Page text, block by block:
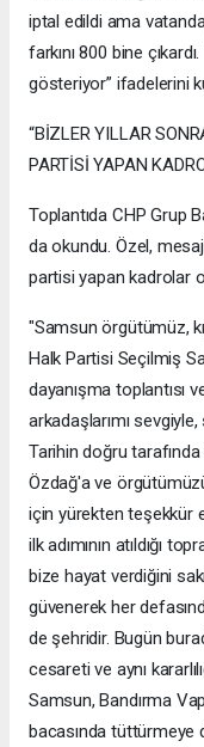
iptal edildi ama
farkını 800 bine
gösteriyor” ifadelerini
“BİZLER YILLAR
PARTİSİ YAPAN
Toplantıda CHP Grup
da okundu. Özel,
partisi yapan kadrolar
"Samsun örgütümüz,
Halk Partisi Seçilmiş
dayanışma toplantısı
arkadaşlarımı
Tarihin doğru
Özdağ'a ve
için yürekten teşekkür
ilk adımının atıldığı
bize hayat verdiğini
güvenerek her
de şehridir. Bugün
cesareti ve aynı
Samsun, Bandırma
bacasında